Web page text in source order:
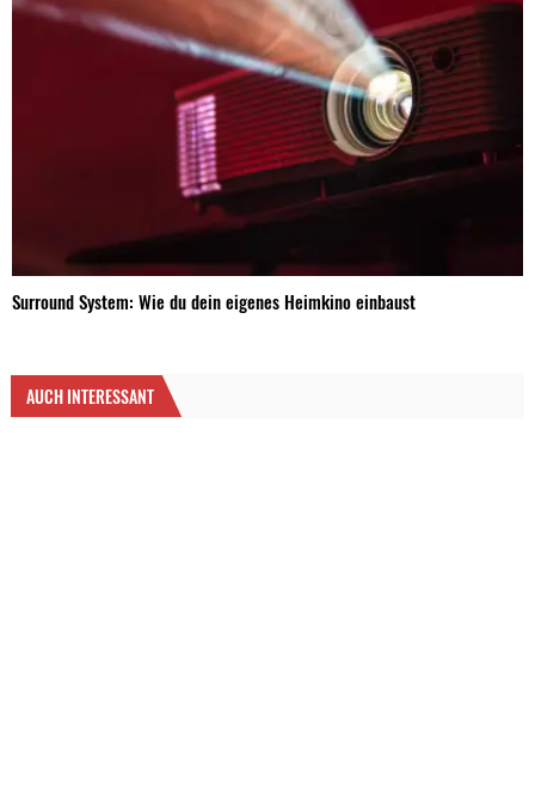
Surround System: Wie du dein eigenes Heimkino einbaust
AUCH INTERESSANT